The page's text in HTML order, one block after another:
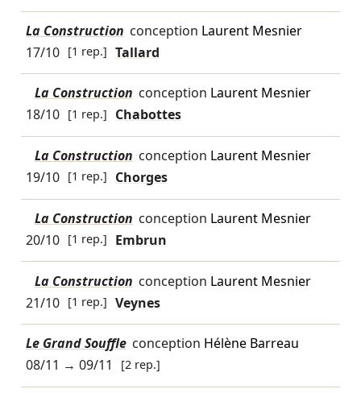
La Construction conception Laurent Mesnier
17/10 [1 rep.] Tallard
La Construction conception Laurent Mesnier
18/10 [1 rep.] Chabottes
La Construction conception Laurent Mesnier
19/10 [1 rep.] Chorges
La Construction conception Laurent Mesnier
20/10 [1 rep.] Embrun
La Construction conception Laurent Mesnier
21/10 [1 rep.] Veynes
Le Grand Souffle conception Hélène Barreau
08/11 → 09/11 [2 rep.]